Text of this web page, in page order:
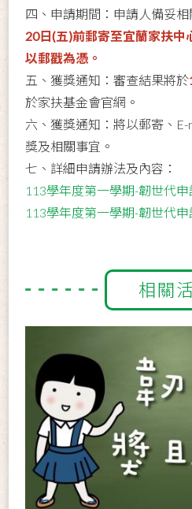
四、申請期間：申請人備妥相
20日(五)前郵寄至宜蘭家扶中
以郵戳為憑。
五、獲獎通知：審查結果將於
於家扶基金會官網。
六、獲獎通知：將以郵寄、
獎及相關事宜。
七、詳細申請辦法及內容：
113學年度第一學期-韌世代
113學年度第一學期-韌世代申
相關